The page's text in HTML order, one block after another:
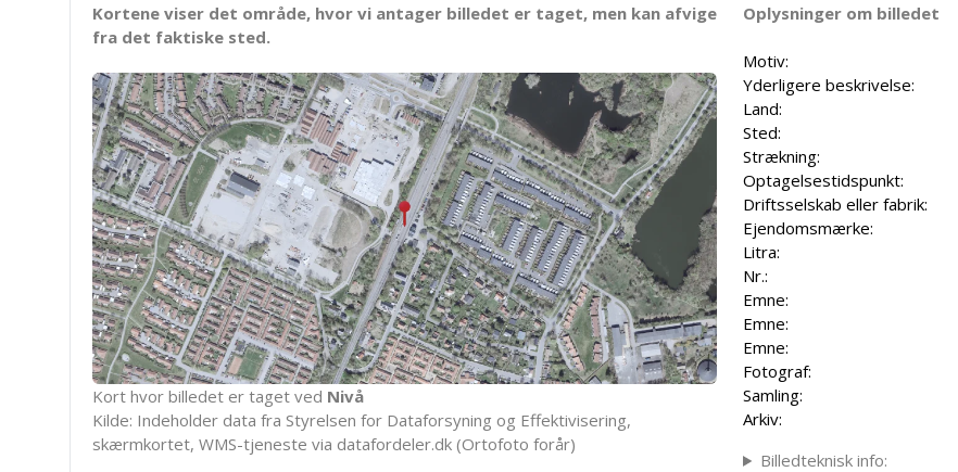
Kortene viser det område, hvor vi antager billedet er taget, men kan afvige
fra det faktiske sted.
Kort hvor billedet er taget ved Nivå
Kilde: Indeholder data fra Styrelsen for Dataforsyning og Effektivisering,
skærmkortet, WMS-tjeneste via datafordeler.dk (Ortofoto forår)
Oplysninger om billedet
Motiv:
Yderligere beskrivelse:
Land:
Sted:
Strækning:
Optagelsestidspunkt:
Driftsselskab eller fabrik:
Ejendomsmærke:
Litra:
Nr.:
Emne:
Emne:
Emne:
Fotograf:
Samling:
Arkiv:
Billedteknisk info: